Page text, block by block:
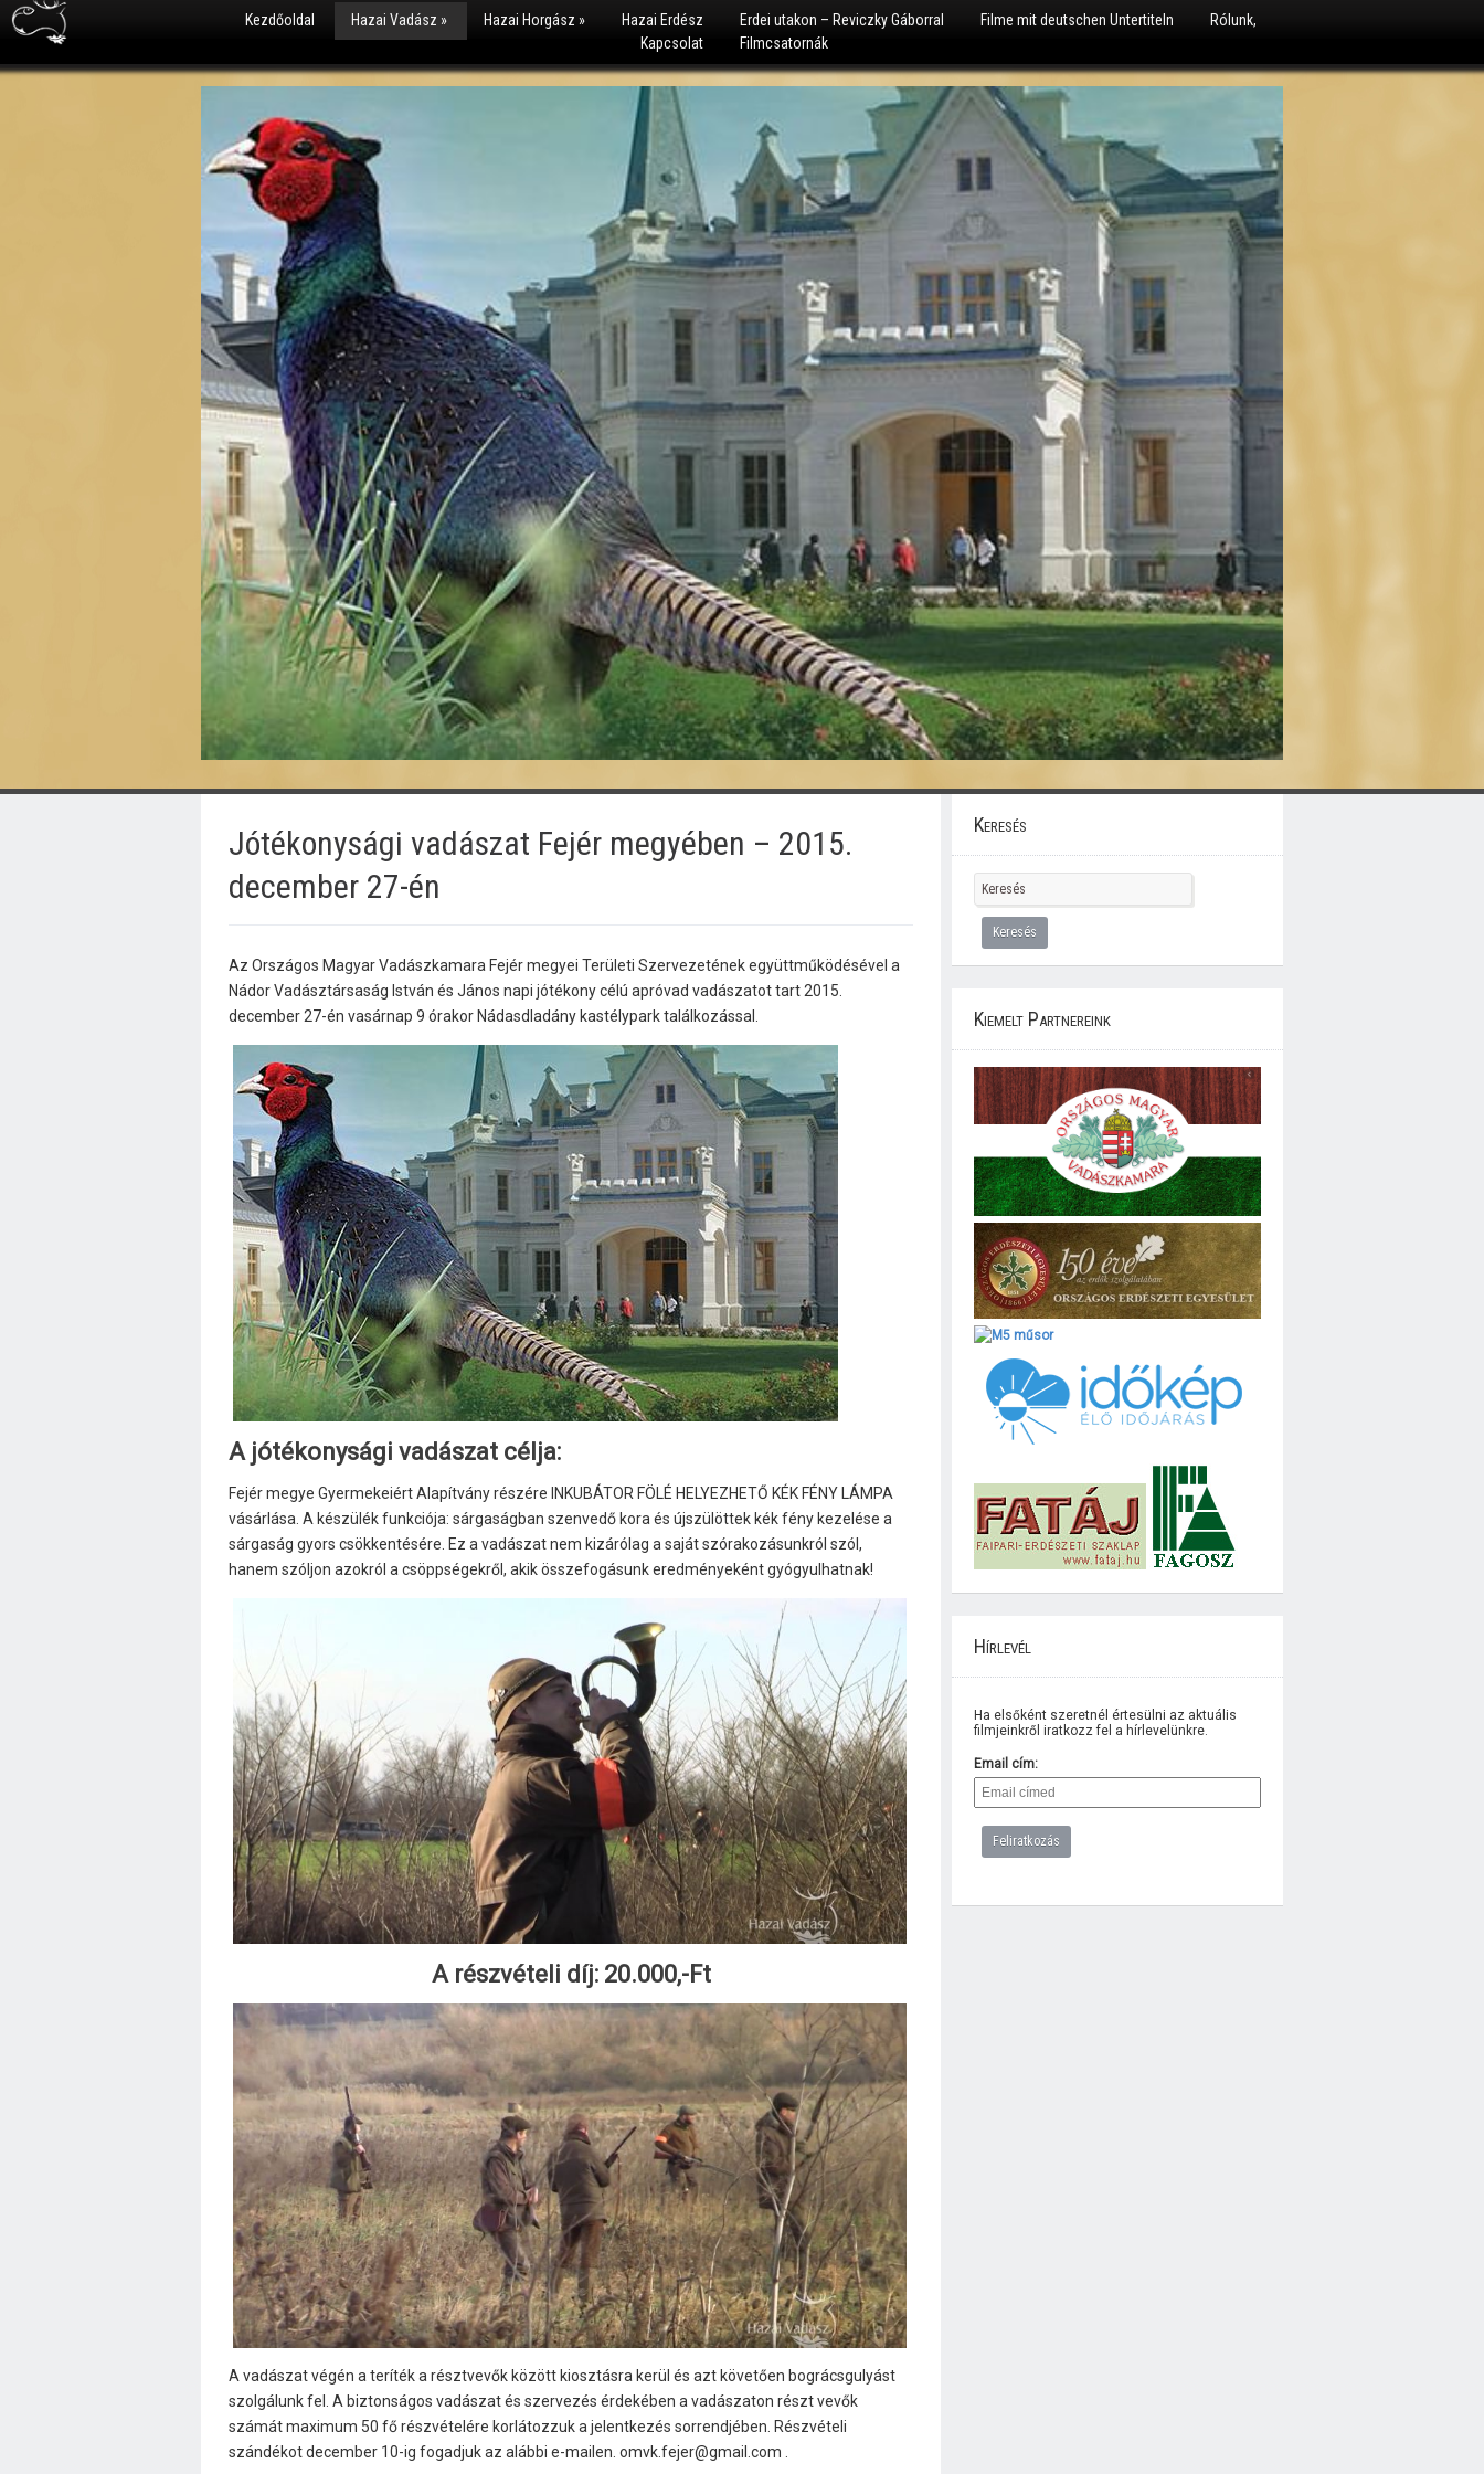
Kezdőoldal Hazai Vadász » Hazai Horgász » Hazai Erdész Erdei utakon – Reviczky Gáborral Filme mit deutschen Untertiteln
Rólunk,
Kapcsolat
Filmcsatornák
Jótékonysági vadászat Fejér megyében – 2015.
december 27-én
Az Országos Magyar Vadászkamara Fejér megyei Területi Szervezetének együttműködésével a
Nádor Vadásztársaság István és János napi jótékony célú apróvad vadászatot tart 2015.
december 27-én vasárnap 9 órakor Nádasdladány kastélypark találkozással.
A jótékonysági vadászat célja:
Fejér megye Gyermekeiért Alapítvány részére INKUBÁTOR FÖLÉ HELYEZHETŐ KÉK FÉNY LÁMPA
vásárlása. A készülék funkciója: sárgaságban szenvedő kora és újszülöttek kék fény kezelése a
sárgaság gyors csökkentésére. Ez a vadászat nem kizárólag a saját szórakozásunkról szól,
hanem szóljon azokról a csöppségekről, akik összefogásunk eredményeként gyógyulhatnak!
A részvételi díj: 20.000,-Ft
A vadászat végén a teríték a résztvevők között kiosztásra kerül és azt követően bográcsgulyást
szolgálunk fel. A biztonságos vadászat és szervezés érdekében a vadászaton részt vevők
számát maximum 50 fő részvételére korlátozzuk a jelentkezés sorrendjében. Részvételi
szándékot december 10-ig fogadjuk az alábbi e-mailen. omvk.fejer@gmail.com .
Keresés
Kiemelt Partnereink
Hírlevél
Ha elsőként szeretnél értesülni az aktuális
filmjeinkről iratkozz fel a hírlevelünkre.
Email cím: